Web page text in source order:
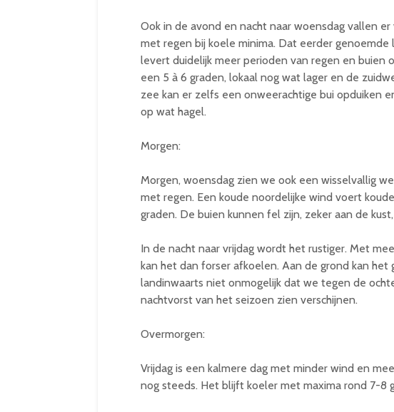
Ook in de avond en nacht naar woensdag vallen
met regen bij koele minima. Dat eerder
levert duidelijk meer perioden van regen en buien
een 5 à 6 graden, lokaal nog wat lager en de
zee kan er zelfs een onweerachtige bui opduiken
op wat hagel.
Morgen:
Morgen, woensdag zien we ook een wisselvallig
met regen. Een koude noordelijke wind voert
graden. De buien kunnen fel zijn, zeker aan de
In de nacht naar vrijdag wordt het rustiger. Met
kan het dan forser afkoelen. Aan de grond kan
landinwaarts niet onmogelijk dat we tegen de
nachtvorst van het seizoen zien verschijnen.
Overmorgen:
Vrijdag is een kalmere dag met minder wind en
nog steeds. Het blijft koeler met maxima rond 7-8